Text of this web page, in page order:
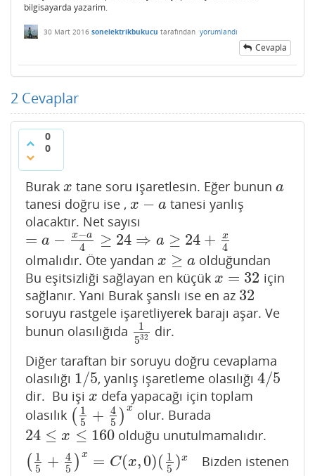
bilgisayarda yazarim.
30 Mart 2016 sonelektrikbukucu tarafından yorumlandı
Cevapla
2 Cevaplar
0
0
Burak x
x tane soru işaretlesin. Eğer bunun a
a
tanesi doğru ise , x − a
x− a
tanesi yanlış
olacaktır. Net sayısı
= a − x−a
4 ≥ 24 ⇒ a ≥ 24 + x
4
=a −x −a 4≥24 ⇒a ≥24 +x4
olmalıdır. Öte yandan x ≥ a
x≥ a
olduğundan
Bu eşitsizliği sağlayan en küçük x = 32
x= 32
için
sağlanır. Yani Burak şanslı ise en az 32
32
soruyu rastgele işaretliyerek barajı aşar. Ve
bunun olasılığıda
1
532
1532dir.
Diğer taraftan bir soruyu doğru cevaplama
olasılığı 1/5
1/5 , yanlış işaretleme olasılığı4/5
4/5
dir. Bu işi x
x defa yapacağı için toplam
olasılık ( 1
5
+ 4
5 ) x
(15 +45 )x olur. Burada
24 ≤ x ≤ 160
24≤ x≤ 160 olduğu unutulmamalıdır.
( 1
5
+ 4
5 ) x = C(x,0)( 1
5 )x
(15 +45 )x =C x,0 )(15)x+C(x ,1 (1 x−1(45)+C(x,2)(1
Bizden istenen